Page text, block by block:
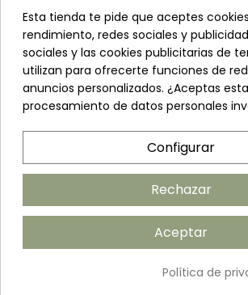
Los más vendidos
Sobre nosotros
Pon tu planta guapa
Preguntas frecuentes
Mi
Envíos
Venta a
Términos y condiciones
Política de cookies
Esta tienda te pide que aceptes
rendimiento, redes sociales y
sociales y las cookies publicitarias de
utilizan para ofrecerte funciones de
anuncios personalizados. ¿Aceptas
procesamiento de datos personales
Configurar
Rechazar
Aceptar
Política de